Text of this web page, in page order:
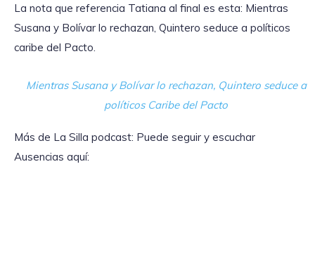
La nota que referencia Tatiana al final es esta: Mientras
Susana y Bolívar lo rechazan, Quintero seduce a políticos
caribe del Pacto.
Mientras Susana y Bolívar lo rechazan, Quintero seduce a
políticos Caribe del Pacto
Más de La Silla podcast: Puede seguir y escuchar
Ausencias aquí: